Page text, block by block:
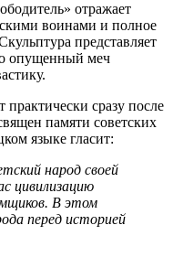
отражает
воинами и полное
представляет
опущенный меч
сразу после
памяти советских
языке гласит:
народ своей
цивилизацию
В этом
перед историей